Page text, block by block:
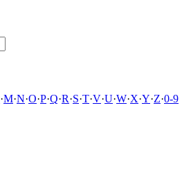
·M·N·O·P·Q·R·S·T·V·U·W·X·Y·Z·0-9